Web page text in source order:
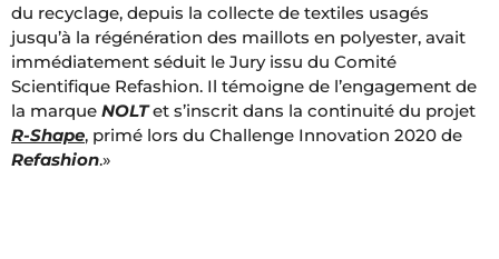
du recyclage, depuis la collecte de textiles usagés
jusqu’à la régénération des maillots en polyester, avait
immédiatement séduit le Jury issu du Comité
Scientifique Refashion. Il témoigne de l’engagement de
la marque NOLTet s’inscrit dans la continuité du projet
R-Shape, primé lors du Challenge Innovation 2020 de
Refashion.»